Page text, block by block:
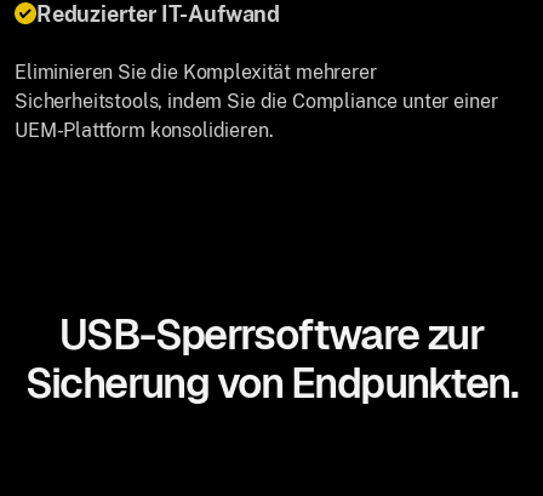
Reduzierter IT-Aufwand
Eliminieren Sie die Komplexität mehrerer
Sicherheitstools, indem Sie die Compliance unter einer
UEM-Plattform konsolidieren.
USB-Sperrsoftware zur
Sicherung von Endpunkten.